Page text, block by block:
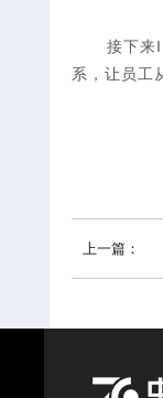
接下来
系，让员工
上一篇：